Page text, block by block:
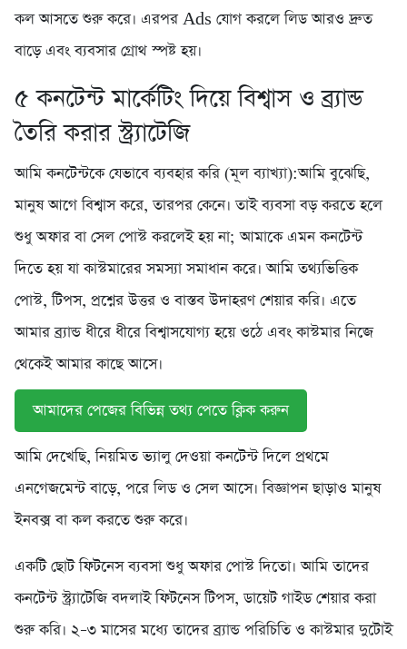
কল আসতে শুরু করে। এরপর Ads যোগ করলে লিড আরও দ্রুত
বাড়ে এবং ব্যবসার গ্রোথ স্পষ্ট হয়।
৫️ কনটেন্ট মার্কেটিং দিয়ে বিশ্বাস ও ব্র্যান্ড
তৈরি করার স্ট্র্যাটেজি
আমি কনটেন্টকে যেভাবে ব্যবহার করি (মূল ব্যাখ্যা):আমি বুঝেছি,
মানুষ আগে বিশ্বাস করে, তারপর কেনে। তাই ব্যবসা বড় করতে হলে
শুধু অফার বা সেল পোস্ট করলেই হয় না; আমাকে এমন কনটেন্ট
দিতে হয় যা কাস্টমারের সমস্যা সমাধান করে। আমি তথ্যভিত্তিক
পোস্ট, টিপস, প্রশ্নের উত্তর ও বাস্তব উদাহরণ শেয়ার করি। এতে
আমার ব্র্যান্ড ধীরে ধীরে বিশ্বাসযোগ্য হয়ে ওঠে এবং কাস্টমার নিজে
থেকেই আমার কাছে আসে।
আমাদের পেজের বিভিন্ন তথ্য পেতে ক্লিক করুন
আমি দেখেছি, নিয়মিত ভ্যালু দেওয়া কনটেন্ট দিলে প্রথমে
এনগেজমেন্ট বাড়ে, পরে লিড ও সেল আসে। বিজ্ঞাপন ছাড়াও মানুষ
ইনবক্স বা কল করতে শুরু করে।
একটি ছোট ফিটনেস ব্যবসা শুধু অফার পোস্ট দিতো। আমি তাদের
কনটেন্ট স্ট্র্যাটেজি বদলাই ফিটনেস টিপস, ডায়েট গাইড শেয়ার করা
শুরু করি। ২–৩ মাসের মধ্যে তাদের ব্র্যান্ড পরিচিতি ও কাস্টমার দুটোই